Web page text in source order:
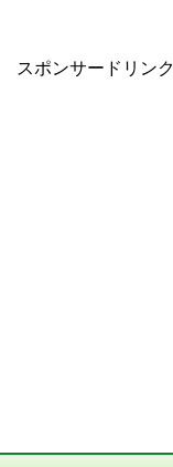
スポンサードリンク